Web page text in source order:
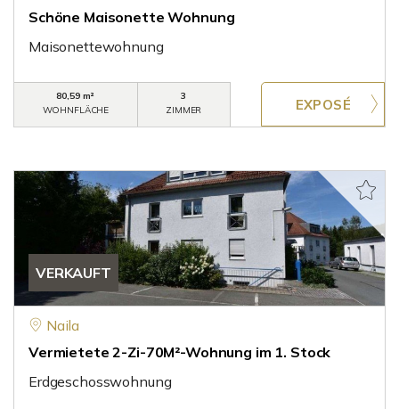
Schöne Maisonette Wohnung
Maisonettewohnung
80,59 m²
WOHNFLÄCHE
3
ZIMMER
VERKAUFT
Naila
Vermietete 2-Zi-70M²-Wohnung im 1. Stock
Erdgeschosswohnung